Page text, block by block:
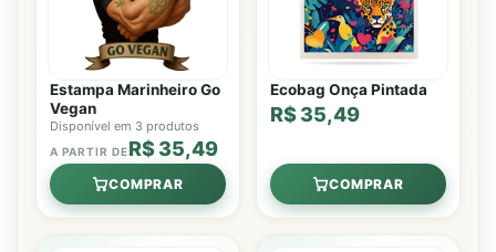
Estampa Marinheiro Go
Vegan
Disponível em 3 produtos
A PARTIR DER$ 35,49
COMPRAR
Ecobag Onça Pintada
R$ 35,49
COMPRAR